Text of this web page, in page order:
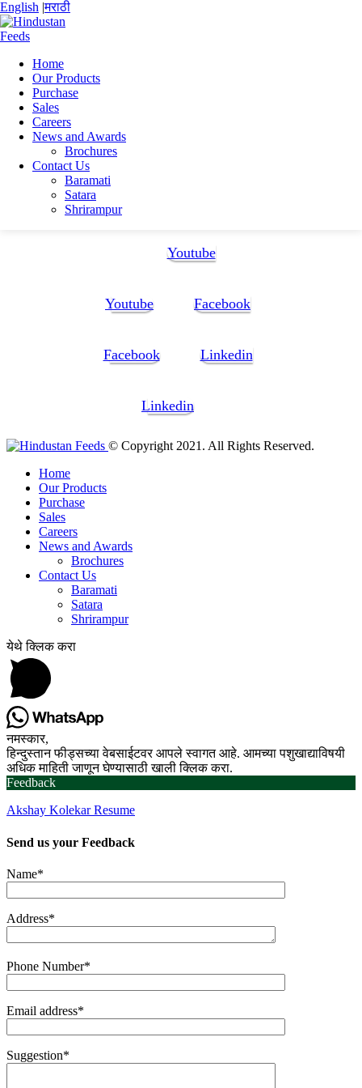
English |मराठी
Home
Our Products
Purchase
Sales
Careers
News and Awards
Brochures
Contact Us
Baramati
Satara
Shrirampur
Home
Akshay shamrao Kolekar
Akshay Kolekar Resume
Akshay Kolekar Resume
Akshay Kolekar Resume
Youtube
Youtube Facebook
Facebook Linkedin
Linkedin
© Copyright 2021. All Rights Reserved.
Home
Our Products
Purchase
Sales
Careers
News and Awards
Brochures
Contact Us
Baramati
Satara
Shrirampur
येथे क्लिक करा
नमस्कार,
हिन्दुस्तान फीड्सच्या वेबसाईटवर आपले स्वागत आहे. आमच्या पशुखाद्याविषयी
अधिक माहिती जाणून घेण्यासाठी खाली क्लिक करा.
Feedback
Akshay Kolekar Resume
Send us your Feedback
Name*
Address*
Phone Number*
Email address*
Suggestion*